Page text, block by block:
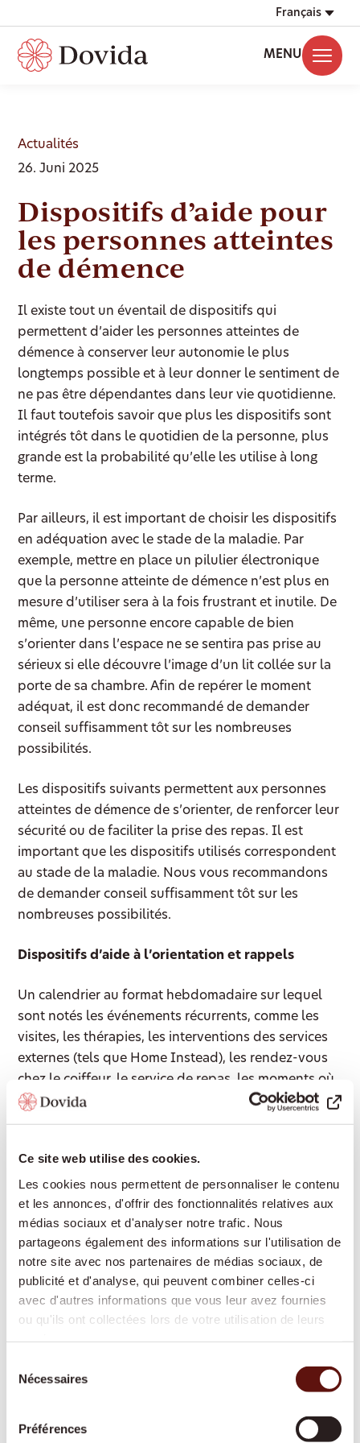
Ce site web utilise des cookies.
Les cookies nous permettent de personnaliser le contenu
et les annonces, d'offrir des fonctionnalités relatives aux
médias sociaux et d'analyser notre trafic. Nous
partageons également des informations sur l'utilisation de
notre site avec nos partenaires de médias sociaux, de
publicité et d'analyse, qui peuvent combiner celles-ci
avec d'autres informations que vous leur avez fournies
ou qu'ils ont collectées lors de votre utilisation de leurs
Nécessaires
Préférences
Français
MENU
Actualités
26. Juni 2025
Dispositifs d’aide pour
les personnes atteintes
de démence
Il existe tout un éventail de dispositifs qui
permettent d’aider les personnes atteintes de
démence à conserver leur autonomie le plus
longtemps possible et à leur donner le sentiment de
ne pas être dépendantes dans leur vie quotidienne.
Il faut toutefois savoir que plus les dispositifs sont
intégrés tôt dans le quotidien de la personne, plus
grande est la probabilité qu’elle les utilise à long
terme.
Par ailleurs, il est important de choisir les dispositifs
en adéquation avec le stade de la maladie. Par
exemple, mettre en place un pilulier électronique
que la personne atteinte de démence n’est plus en
mesure d’utiliser sera à la fois frustrant et inutile. De
même, une personne encore capable de bien
s’orienter dans l’espace ne se sentira pas prise au
sérieux si elle découvre l’image d’un lit collée sur la
porte de sa chambre. Afin de repérer le moment
adéquat, il est donc recommandé de demander
conseil suffisamment tôt sur les nombreuses
possibilités.
Les dispositifs suivants permettent aux personnes
atteintes de démence de s’orienter, de renforcer leur
sécurité ou de faciliter la prise des repas. Il est
important que les dispositifs utilisés correspondent
au stade de la maladie. Nous vous recommandons
de demander conseil suffisamment tôt sur les
nombreuses possibilités.
Dispositifs d’aide à l’orientation et rappels
Un calendrier au format hebdomadaire sur lequel
sont notés les événements récurrents, comme les
visites, les thérapies, les interventions des services
externes (tels que Home Instead), les rendez-vous
chez le coiffeur, le service de repas, les moments où
il faut prendre les médicaments, les promenades, les
rituels, etc. Dans le cas d’une démence, il est très
structurer les journées de la même manière.
De grandes horloges affichant également le jour de
la semaine.
Des piluliers avec signaux de rappel programmés.
La représentation imagée des pièces sur les portes
aide à s’orienter dans l’espace. Vous pouvez par
Dans la cuisine, vous pouvez également illustrer le